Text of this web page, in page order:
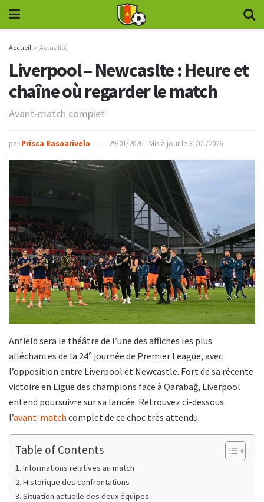
Accueil Actualité
Liverpool – Newcaslte : Heure et
chaîne où regarder le match
Avant-match complet
par Prisca Rasoarivelo 29/01/2026 - Mis à jour le 31/01/2026
Anfield sera le théâtre de l’une des affiches les plus
alléchantes de la 24ᵉ journée de Premier League, avec
l’opposition entre Liverpool et Newcastle. Fort de sa récente
victoire en Ligue des champions face à Qarabağ, Liverpool
entend poursuivre sur sa lancée. Retrouvez ci-dessous
l’avant-match complet de ce choc très attendu.
Table of Contents
Informations relatives au match
Historique des confrontations
Situation actuelle des deux équipes